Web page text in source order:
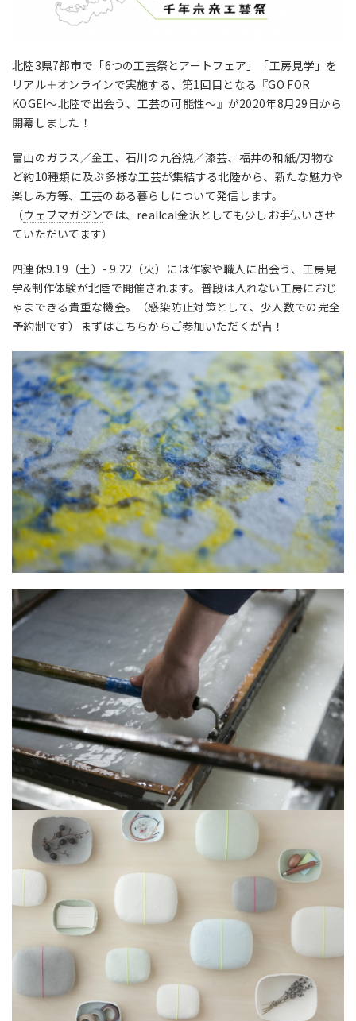
北陸3県7都市で「6つの工芸祭とアートフェア」「工房見学」を
リアル＋オンラインで実施する、第1回目となる『GO FOR
KOGEI～北陸で出会う、工芸の可能性～』が2020年8月29日から
開幕しました！
富山のガラス／金工、石川の九谷焼／漆芸、福井の和紙/刃物な
ど約10種類に及ぶ多様な工芸が集結する北陸から、新たな魅力や
楽しみ方等、工芸のある暮らしについて発信します。
（ウェブマガジンでは、reallcal金沢としても少しお手伝いさせ
ていただいてます）
四連休9.19（土）- 9.22（火）には作家や職人に出会う、工房見
学&制作体験が北陸で開催されます。普段は入れない工房におじ
ゃまできる貴重な機会。（感染防止対策として、少人数での完全
予約制です）まずはこちらからご参加いただくが吉！